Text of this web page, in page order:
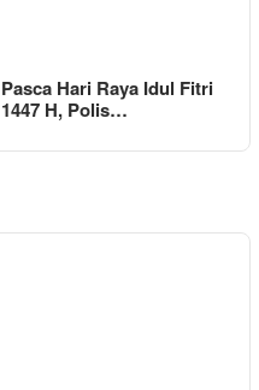
Pasca Hari Raya Idul Fitri
1447 H, Polis…